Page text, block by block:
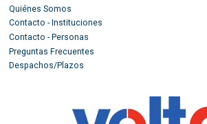
Quiénes Somos
Contacto - Instituciones
Contacto - Personas
Preguntas Frecuentes
Despachos/Plazos